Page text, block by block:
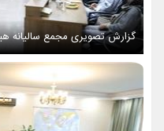
گزارش تصویری مجمع سالیانه